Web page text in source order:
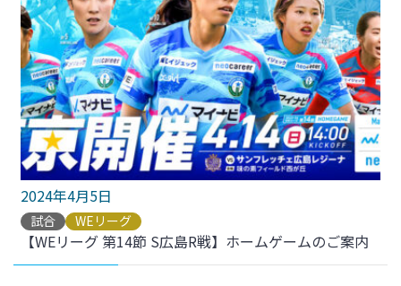
2024年4月5日
試合 WEリーグ
【WEリーグ 第14節 S広島R戦】ホームゲームのご案内